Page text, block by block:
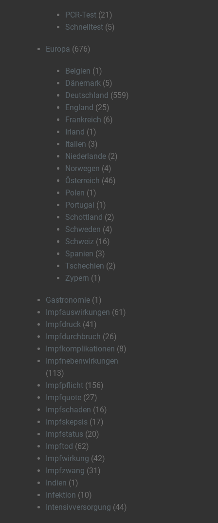
PCR-Test (21)
Schnelltest (5)
Europa (676)
Belgien (1)
Dänemark (5)
Deutschland (559)
England (25)
Frankreich (6)
Irland (1)
Italien (3)
Niederlande (2)
Norwegen (4)
Österreich (46)
Polen (1)
Portugal (1)
Schottland (2)
Schweden (4)
Schweiz (16)
Spanien (3)
Tschechien (2)
Zypern (1)
Gastronomie (1)
Impfauswirkungen (61)
Impfdruck (41)
Impfdurchbruch (26)
Impfkomplikationen (8)
Impfnebenwirkungen
(113)
Impfpflicht (156)
Impfquote (27)
Impfschaden (16)
Impfskepsis (17)
Impfstatus (20)
Impftod (62)
Impfwirkung (42)
Impfzwang (31)
Indien (1)
Infektion (10)
Intensivversorgung (44)